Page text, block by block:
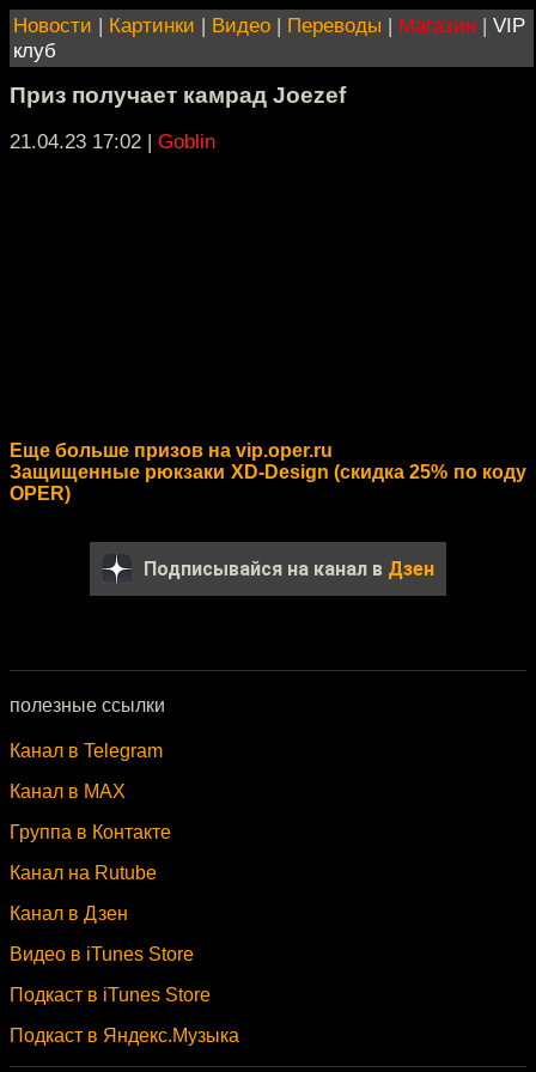
Новости | Картинки | Видео | Переводы | Магазин | VIP
клуб
Приз получает камрад Joezef
21.04.23 17:02 | Goblin
Еще больше призов на vip.oper.ru
Защищенные рюкзаки XD-Design (скидка 25% по коду
OPER)
Подписывайся на канал в Дзен
полезные ссылки
Канал в Telegram
Канал в MAX
Группа в Контакте
Канал на Rutube
Канал в Дзен
Видео в iTunes Store
Подкаст в iTunes Store
Подкаст в Яндекс.Музыка